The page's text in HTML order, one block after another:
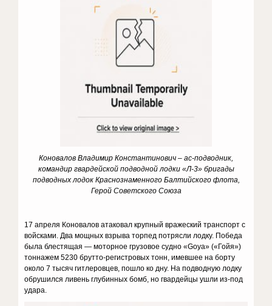
Коновалов Владимир Константинович – ас-подводник,
командир гвардейской подводной лодки «Л-3» бригады
подводных лодок Краснознаменного Балтийского флота,
Герой Советского Союза
17 апреля Коновалов атаковал крупный вражеский транспорт с
войсками. Два мощных взрыва торпед потрясли лодку. Победа
была блестящая — моторное грузовое судно «Goya» («Гойя»)
тоннажем 5230 брутто-регистровых тонн, имевшее на борту
около 7 тысяч гитлеровцев, пошло ко дну. На подводную лодку
обрушился ливень глубинных бомб, но гвардейцы ушли из-под
удара.